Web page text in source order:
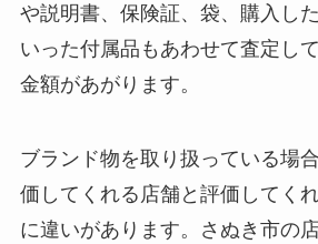
や説明書、保険証、袋、購入し
いった付属品もあわせて査定し
金額があがります。
ブランド物を取り扱っている場
価してくれる店舗と評価してく
に違いがあります。さぬき市の